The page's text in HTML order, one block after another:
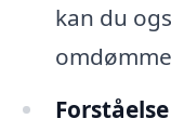
kan du